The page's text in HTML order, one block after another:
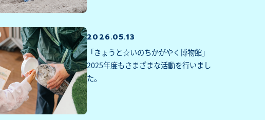
2026.05.13
「きょうと☆いのちかがやく博物館」
2025年度もさまざまな活動を行いまし
た。